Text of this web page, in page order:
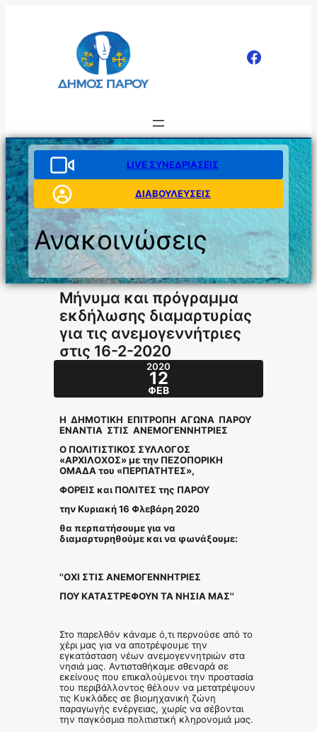
LIVE ΣΥΝΕΔΡΙΑΣΕΙΣ
ΔΙΑΒΟΥΛΕΥΣΕΙΣ
Ανακοινώσεις
Μήνυμα και πρόγραμμα
εκδήλωσης διαμαρτυρίας
για τις ανεμογεννήτριες
στις 16-2-2020
2020
12
ΦΕΒ
Η ΔΗΜΟΤΙΚΗ ΕΠΙΤΡΟΠΗ ΑΓΩΝΑ ΠΑΡΟΥ
ΕΝΑΝΤΙΑ ΣΤΙΣ ΑΝΕΜΟΓΕΝΝΗΤΡΙΕΣ
Ο ΠΟΛΙΤΙΣΤΙΚΟΣ ΣΥΛΛΟΓΟΣ
«ΑΡΧΙΛΟΧΟΣ» με την ΠΕΖΟΠΟΡΙΚΗ
ΟΜΑΔΑ του «ΠΕΡΠΑΤΗΤΕΣ»,
ΦΟΡΕΙΣ και ΠΟΛΙΤΕΣ της ΠΑΡΟΥ
την Κυριακή 16 Φλεβάρη 2020
θα περπατήσουμε για να
διαμαρτυρηθούμε και να φωνάξουμε:
''ΟΧΙ ΣΤΙΣ ΑΝΕΜΟΓΕΝΝΗΤΡΙΕΣ
ΠΟΥ ΚΑΤΑΣΤΡΕΦΟΥΝ ΤΑ ΝΗΣΙΑ ΜΑΣ''
Στο παρελθόν κάναμε ό,τι περνούσε από το
χέρι μας για να αποτρέψουμε την
εγκατάσταση νέων ανεμογεννητριών στα
νησιά μας. Αντισταθήκαμε σθεναρά σε
εκείνους που επικαλούμενοι την προστασία
του περιβάλλοντος θέλουν να μετατρέψουν
τις Κυκλάδες σε βιομηχανική ζώνη
παραγωγής ενέργειας, χωρίς να σέβονται
την παγκόσμια πολιτιστική κληρονομιά μας.